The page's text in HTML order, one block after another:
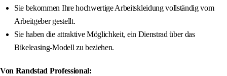
Sie bekommen Ihre hochwertige Arbeitskleidung vollständig vom
Arbeitgeber gestellt.
Sie haben die attraktive Möglichkeit, ein Dienstrad über das
Bikeleasing-Modell zu beziehen.
Von Randstad Professional: